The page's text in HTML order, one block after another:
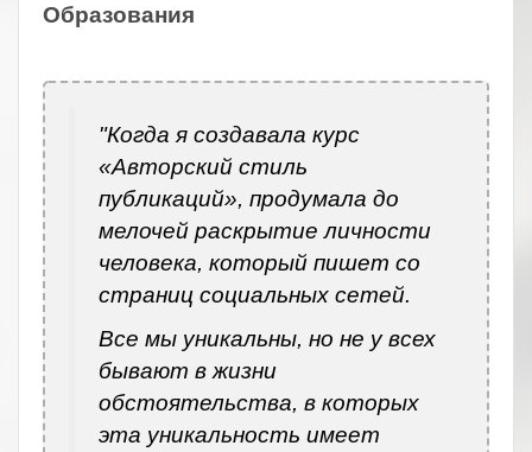
Образования
"Когда я создавала курс
«Авторский стиль
публикаций», продумала до
мелочей раскрытие личности
человека, который пишет со
страниц социальных сетей.
Все мы уникальны, но не у всех
бывают в жизни
обстоятельства, в которых
эта уникальность имеет